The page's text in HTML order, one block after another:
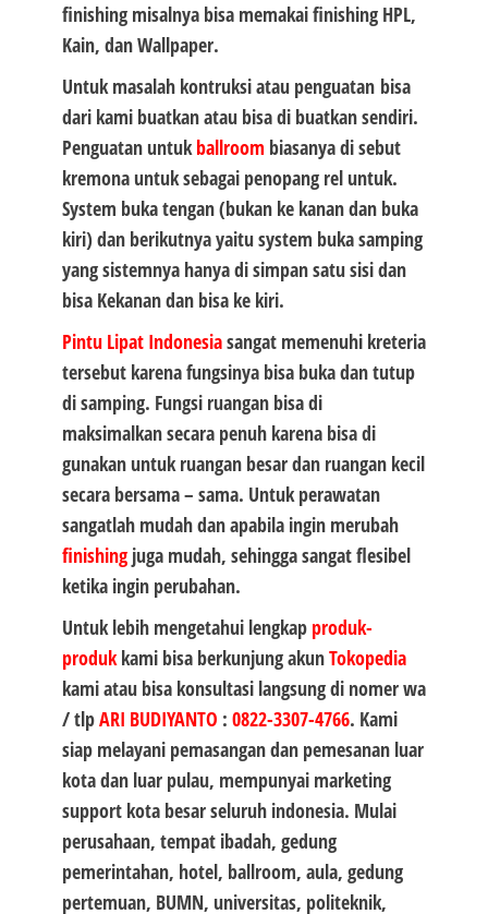
finishing misalnya bisa memakai finishing HPL,
Kain, dan Wallpaper.
Untuk masalah kontruksi atau penguatan bisa
dari kami buatkan atau bisa di buatkan sendiri.
Penguatan untukballroom biasanya di sebut
kremona untuk sebagai penopang rel untuk.
System buka tengan (bukan ke kanan dan buka
kiri) dan berikutnya yaitu system buka samping
yang sistemnya hanya di simpan satu sisi dan
bisa Kekanan dan bisa ke kiri.
Pintu Lipat Indonesiasangat memenuhi kreteria
tersebut karena fungsinya bisa buka dan tutup
di samping. Fungsi ruangan bisa di
maksimalkan secara penuh karena bisa di
gunakan untuk ruangan besar dan ruangan kecil
secara bersama – sama. Untuk perawatan
sangatlah mudah dan apabila ingin merubah
finishingjuga mudah, sehingga sangat flesibel
ketika ingin perubahan.
Untuk lebih mengetahui lengkap produk-
produkkami bisa berkunjung akunTokopedia
kami atau bisa konsultasi langsung di nomer wa
/ tlpARI BUDIYANTO : 0822-3307-4766. Kami
siap melayani pemasangan dan pemesanan luar
kota dan luar pulau, mempunyai marketing
support kota besar seluruh indonesia. Mulai
perusahaan, tempat ibadah, gedung
pemerintahan, hotel, ballroom, aula, gedung
pertemuan, BUMN, universitas, politeknik,